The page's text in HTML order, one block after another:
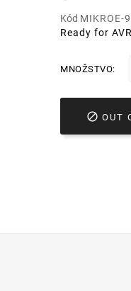
Kód MIKROE-
Ready for
MNOŽSTVO:
 OUT